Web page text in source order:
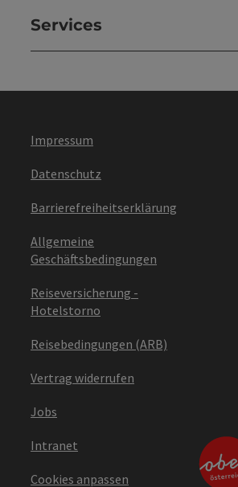
Services
Impressum
Datenschutz
Barrierefreiheitserklärung
Allgemeine
Geschäftsbedingungen
Reiseversicherung -
Hotelstorno
Reisebedingungen (ARB)
Vertrag widerrufen
Jobs
Intranet
Cookies anpassen